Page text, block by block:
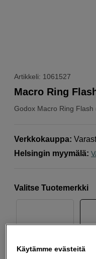
Artikkeli: 1061527
Godox Macro Ring
Macro Ring
Verkkokauppa:
Helsingin myymälä:
Valitse Tuotemerkki
Käytämme evästeitä